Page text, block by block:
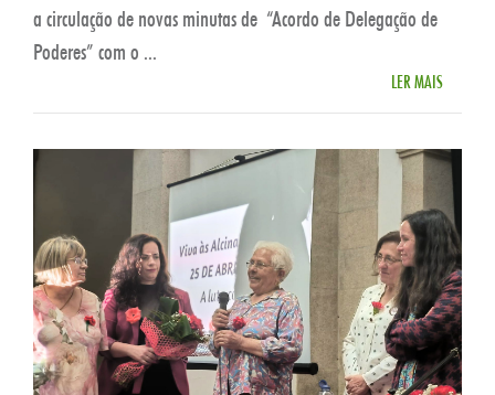
a circulação de novas minutas de “Acordo de Delegação de
Poderes” com o ...
LER MAIS